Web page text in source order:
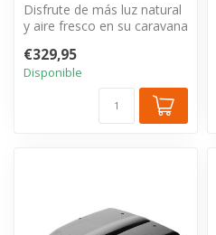
Disfrute de más luz natural
y aire fresco en su caravana
€329,95
Disponible